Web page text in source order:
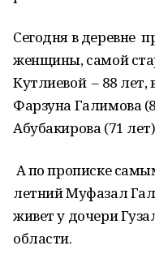
Сегодня в деревне
женщины, самой
Кутлиевой – 88 лет,
Фарзуна Галимова
Абубакирова (71
А по прописке
летний Муфазал
живет у дочери
области.